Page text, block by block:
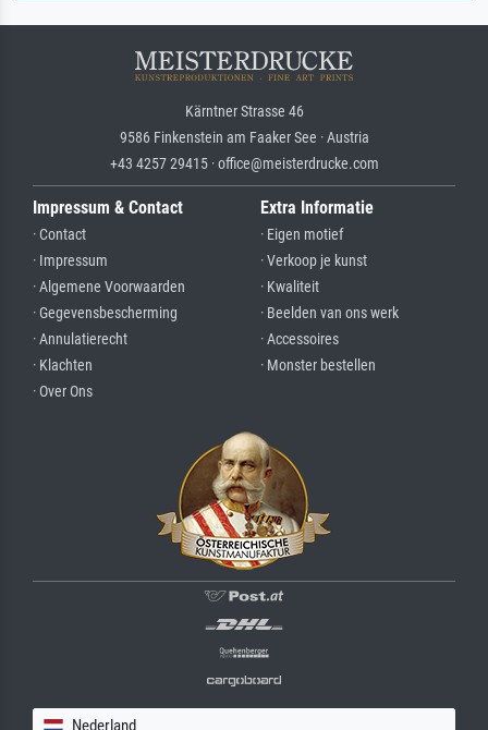
Kärntner Strasse 46
9586 Finkenstein am Faaker See · Austria
+43 4257 29415 · office@meisterdrucke.com
Impressum & Contact
· Contact
· Impressum
· Algemene Voorwaarden
· Gegevensbescherming
· Annulatierecht
· Klachten
· Over Ons
Extra Informatie
· Eigen motief
· Verkoop je kunst
· Kwaliteit
· Beelden van ons werk
· Accessoires
· Monster bestellen